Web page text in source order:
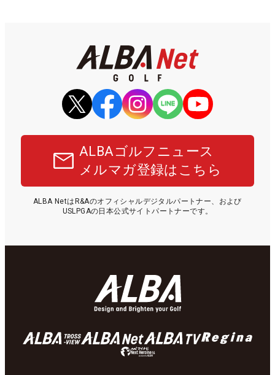
ALBAゴルフニュース
メルマガ登録はこちら
ALBA NetはR&Aのオフィシャルデジタルパートナー、および
USLPGAの日本公式サイトパートナーです。